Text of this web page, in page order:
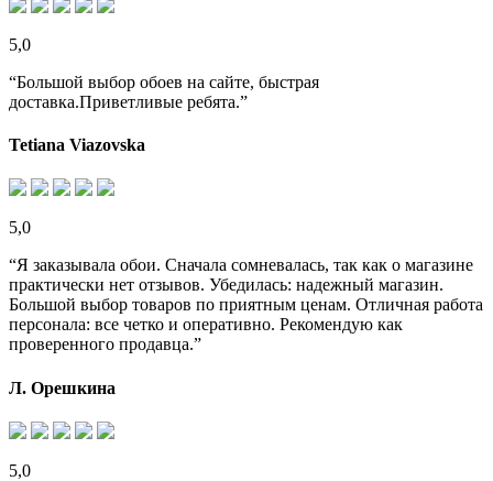
5,0
“Большой выбор обоев на сайте, быстрая
доставка.Приветливые ребята.”
Tetiana Viazovska
5,0
“Я заказывала обои. Сначала сомневалась, так как о магазине
практически нет отзывов. Убедилась: надежный магазин.
Большой выбор товаров по приятным ценам. Отличная работа
персонала: все четко и оперативно. Рекомендую как
проверенного продавца.”
Л. Орешкина
5,0